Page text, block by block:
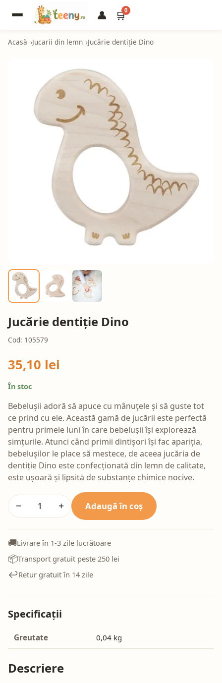
👤 🛒0
Acasă Jucarii din lemn Jucărie dentiție Dino
Jucărie dentiție Dino
Cod: 105579
35,10 lei
În stoc
Bebelușii adoră să apuce cu mânuțele și să guste tot
ce prind cu ele. Această gamă de jucării este perfectă
pentru primele luni în care bebelușii își explorează
simțurile. Atunci când primii dintișori își fac apariția,
bebelușilor le place să mestece, de aceea jucăria de
dentiție Dino este confecționată din lemn de calitate,
este ușoară și lipsită de substanțe chimice nocive.
− + Adaugă în coș
🚚Livrare în 1-3 zile lucrătoare
📦Transport gratuit peste 250 lei
↩️Retur gratuit în 14 zile
Specificații
Greutate 0,04 kg
Descriere